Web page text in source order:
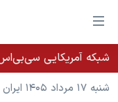
لینکهای
قابل
دسترسی
جهش
خانه
شنبه ۱۷ مرداد ۱۴۰۵ ایران ۰۷:۰۱